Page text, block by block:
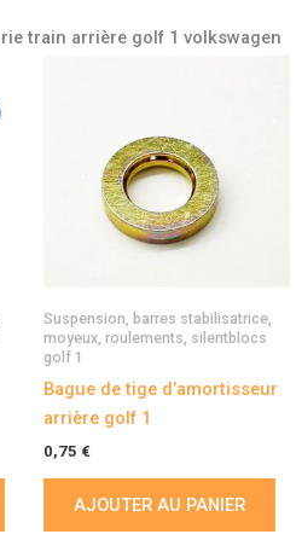
train arrière golf 1 volkswagen
Suspension, barres stabilisatrice,
moyeux, roulements, silentblocs
golf 1
Bague de tige d’amortisseur
arrière golf 1
0,75 €
AJOUTER AU PANIER